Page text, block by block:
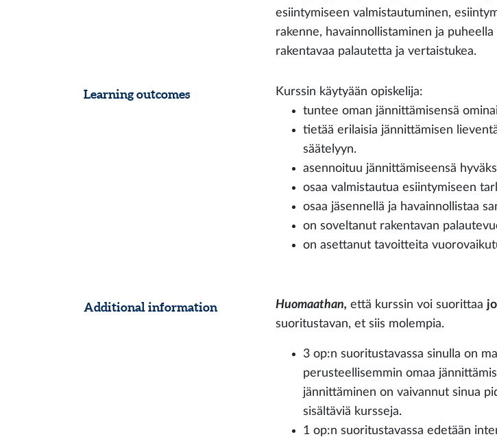
esiintymiseen valmistautuminen,
rakenne, havainnollistaminen ja
rakentavaa palautetta ja vertaistukea.
Learning outcomes
Kurssin käytyään opiskelija:
tuntee oman jännittämisensä
tietää erilaisia jännittämisen
säätelyyn.
asennoituu jännittämiseensä
osaa valmistautua esiintymiseen
osaa jäsennellä ja havainnollistaa
on soveltanut rakentavan
on asettanut tavoitteita
Additional information Huomaathan, että kurssin voi suorittaa
suoritustavan, et siis molempia.
3 op:n suoritustavassa sinulla on
perusteellisemmin omaa
jännittäminen on vaivannut sinua
sisältäviä kursseja.
1 op:n suoritustavassa edetään